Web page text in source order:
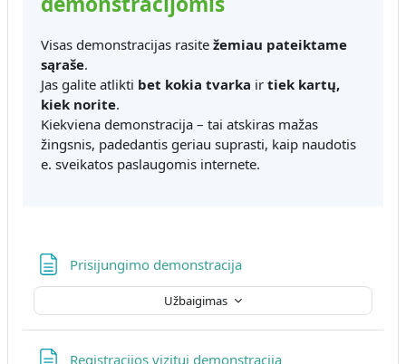
Visas demonstracijas rasite žemiau pateiktame
sąraše.
Jas galite atlikti bet kokia tvarka ir tiek kartų,
kiek norite.
Kiekviena demonstracija – tai atskiras mažas
žingsnis, padedantis geriau suprasti, kaip naudotis
e. sveikatos paslaugomis internete.
Prisijungimo demonstracijaPuslapis
Užbaigimas
Registracijos vizitui demonstracijaPuslapis